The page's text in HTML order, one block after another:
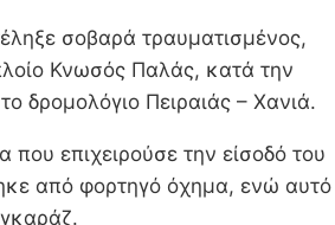
σοβαρά τραυματισμένος,
Κνωσός Παλάς, κατά την
δρομολόγιο Πειραιάς – Χανιά.
επιχειρούσε την είσοδό του
από φορτηγό όχημα, ενώ αυτό